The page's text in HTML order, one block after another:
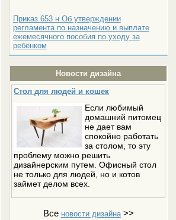
Приказ 653 н Об утверждении
регламента по назначению и выплате
ежемесячного пособия по уходу за
ребёнком
Новости дизайна
Стол для людей и кошек
Если любимый
домашний питомец
не дает вам
спокойно работать
за столом, то эту
проблему можно решить
дизайнерским путем. Офисный стол
не только для людей, но и котов
займет делом всех.
Все новости дизайна>>